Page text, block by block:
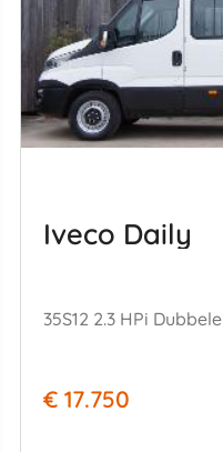
Iveco Daily
€ 17.750